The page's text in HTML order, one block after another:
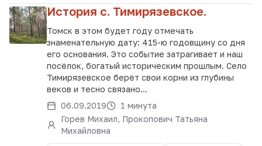
История с. Тимирязевское.
Томск в этом будет году отмечать
знаменательную дату: 415-ю годовщину со дня
его основания. Это событие затрагивает и наш
посёлок, богатый историческим прошлым. Село
Тимирязевское берёт свои корни из глубины
веков и тесно связано...
06.09.2019
1 минута
Горев Михаил, Прокопович Татьяна
Михайловна